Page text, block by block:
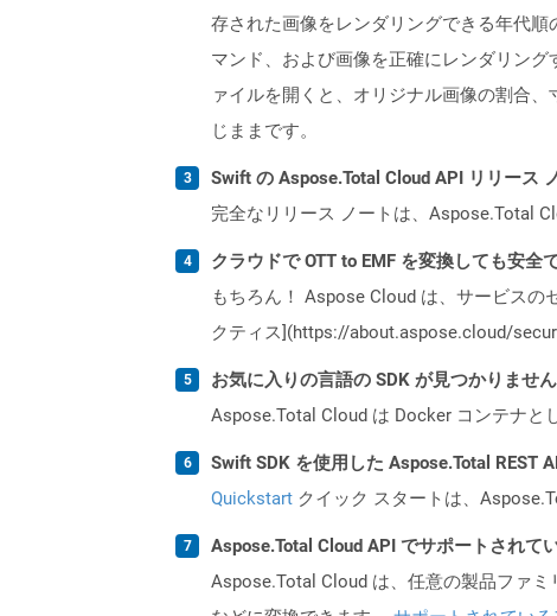
存された画像をレンダリングできる年代
マンド、および画像を正確にレンダリン
ァイルを開くと、オリジナル画像の割合
じままです。
Swift の Aspose.Total Cloud API リリース
完全なリリース ノートは、Aspose.Total
クラウドで OTT to EMF を変換しても安全
もちろん！ Aspose Cloud は、サービス
クティス](https://about.aspose.cloud/
お気に入りの言語の SDK が見つかりませ
Aspose.Total Cloud は Docker コンテナと
Swift SDK を使用した Aspose.Total REST
Quickstart クイック スタートは、
Aspose.Total Cloud API でサポートされて
Aspose.Total Cloud は、任意の製品ファミ